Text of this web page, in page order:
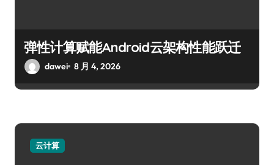
弹性计算赋能Android云架构性能跃迁
dawei 8 月 4, 2026
云计算